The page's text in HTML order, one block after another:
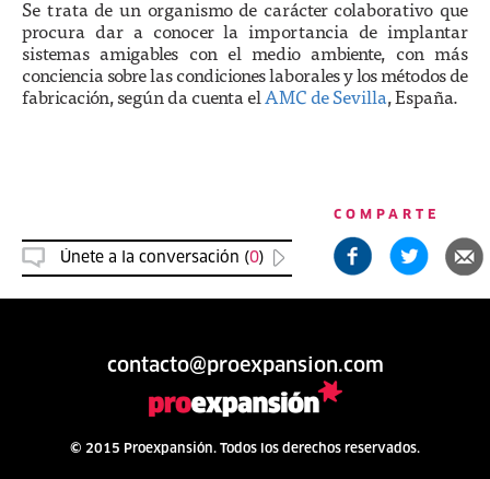
Se trata de un organismo de carácter colaborativo que
procura dar a conocer la importancia de implantar
sistemas amigables con el medio ambiente, con más
conciencia sobre las condiciones laborales y los métodos de
fabricación, según da cuenta elAMC de Sevilla, España.
Únete a la conversación (0)
COMPARTE
contacto@proexpansion.com
© 2015 Proexpansión. Todos los derechos reservados.